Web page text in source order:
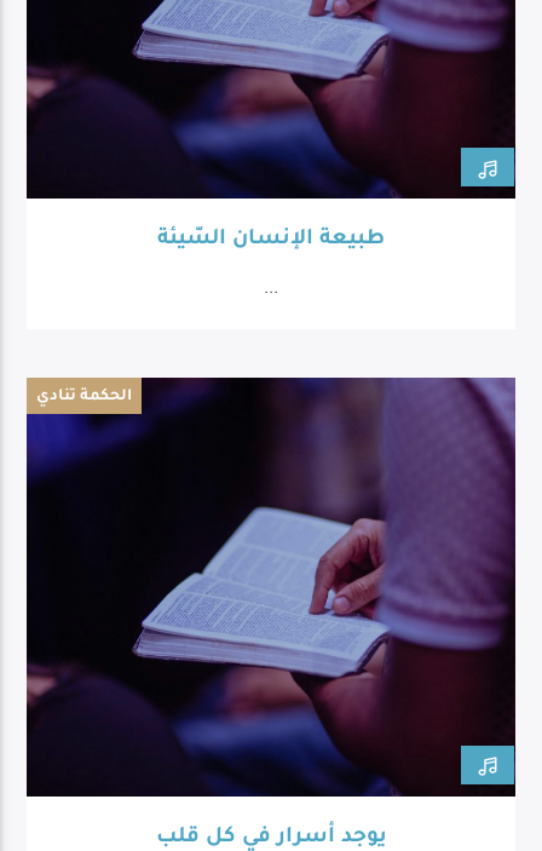
طبيعة الإنسان السّيئة
...
الحكمة تنادي
يوجد أسرار في كل قلب